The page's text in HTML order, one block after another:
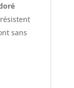
sans